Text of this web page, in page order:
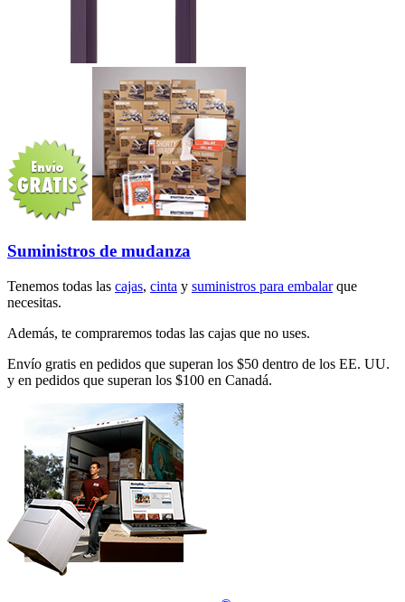
Suministros de mudanza
Tenemos todas las cajas, cinta y suministros para embalarque
necesitas.
Además, te compraremos todas las cajas que no uses.
Envío gratis en pedidos que superan los $50 dentro de los EE. UU.
y en pedidos que superan los $100 en Canadá.